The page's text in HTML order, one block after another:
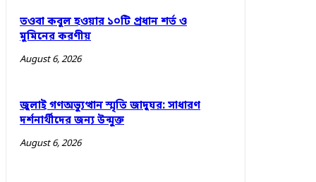
তওবা কবুল হওয়ার ১০টি প্রধান শর্ত ও
মুমিনের করণীয়
August 6, 2026
জুলাই গণঅভ্যুত্থান স্মৃতি জাদুঘর: সাধারণ
দর্শনার্থীদের জন্য উন্মুক্ত
August 6, 2026